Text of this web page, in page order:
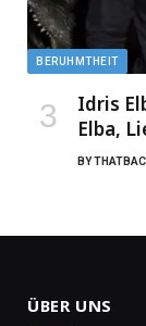
BERUHMTHEIT
Idris
Elba,
BY
ÜBER UNS